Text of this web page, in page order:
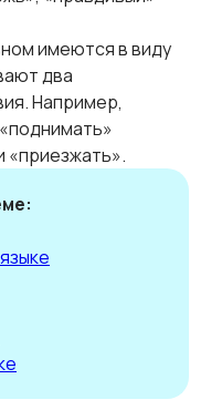
имеются в виду
два
Например,
«приезжать».